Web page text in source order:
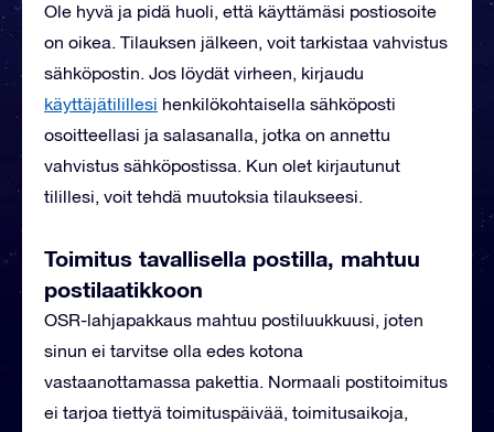
Ole hyvä ja pidä huoli, että käyttämäsi postiosoite
on oikea. Tilauksen jälkeen, voit tarkistaa vahvistus
sähköpostin. Jos löydät virheen, kirjaudu
käyttäjätilillesi henkilökohtaisella sähköposti
osoitteellasi ja salasanalla, jotka on annettu
vahvistus sähköpostissa. Kun olet kirjautunut
tilillesi, voit tehdä muutoksia tilaukseesi.
Toimitus tavallisella postilla, mahtuu
postilaatikkoon
OSR-lahjapakkaus mahtuu postiluukkuusi, joten
sinun ei tarvitse olla edes kotona
vastaanottamassa pakettia. Normaali postitoimitus
ei tarjoa tiettyä toimituspäivää, toimitusaikoja,